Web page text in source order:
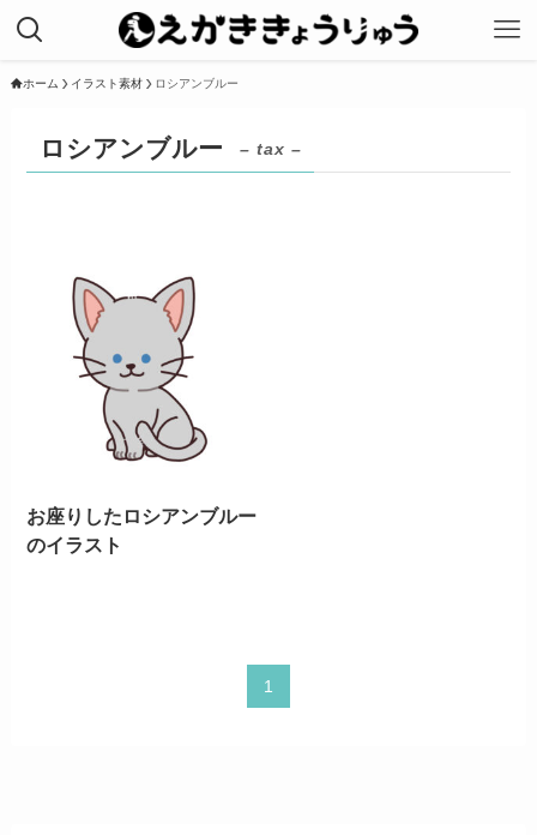
ホーム イラスト素材 ロシアンブルー
ロシアンブルー – tax –
お座りしたロシアンブルー
のイラスト
1